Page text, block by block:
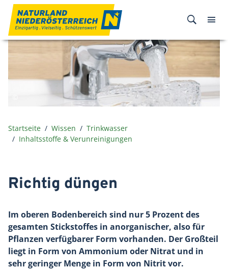
Zum Inhalt
Startseite Wissen
Trinkwasser
Inhaltsstoffe & Verunreinigungen
Richtig düngen
Im oberen Bodenbereich sind nur 5 Prozent des
gesamten Stickstoffes in anorganischer, also für
Pflanzen verfügbarer Form vorhanden. Der Großteil
liegt in Form von Ammonium oder Nitrat und in
sehr geringer Menge in Form von Nitrit vor.